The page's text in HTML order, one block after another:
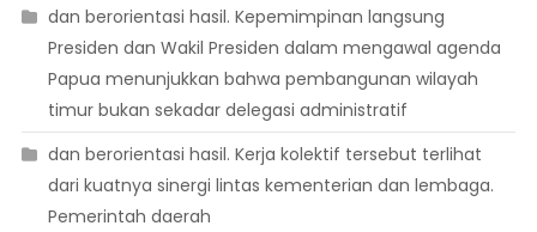
dan berorientasi hasil. Kepemimpinan langsung
Presiden dan Wakil Presiden dalam mengawal agenda
Papua menunjukkan bahwa pembangunan wilayah
timur bukan sekadar delegasi administratif
dan berorientasi hasil. Kerja kolektif tersebut terlihat
dari kuatnya sinergi lintas kementerian dan lembaga.
Pemerintah daerah